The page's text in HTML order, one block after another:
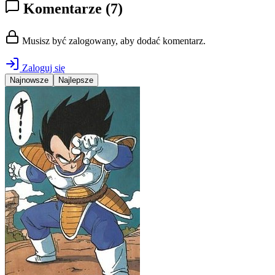
Komentarze (7)
Musisz być zalogowany, aby dodać komentarz.
Zaloguj się
Najnowsze Najlepsze